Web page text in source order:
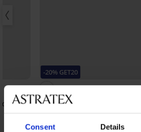
Consent Details
4,9
-20% GET20
Bh Violeta voorgevormd
40,99 €
32,79 €